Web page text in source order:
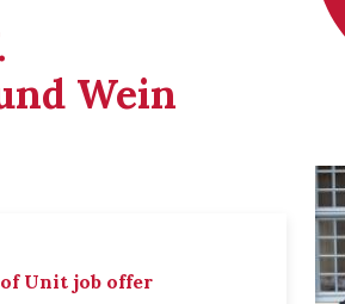
Wein
Unit job offer